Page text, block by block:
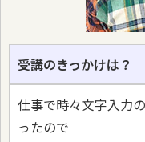
受講のきっかけは？
仕事で時々文字入力
ったので